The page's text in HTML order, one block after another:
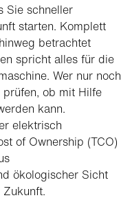
Sie schneller
starten. Komplett
betrachtet
spricht alles für die
Wer nur noch
ob mit Hilfe
kann.
elektrisch
of Ownership (TCO)
ökologischer Sicht